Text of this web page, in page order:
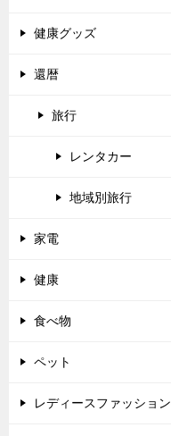
健康グッズ
還暦
旅行
レンタカー
地域別旅行
家電
健康
食べ物
ペット
レディースファッション